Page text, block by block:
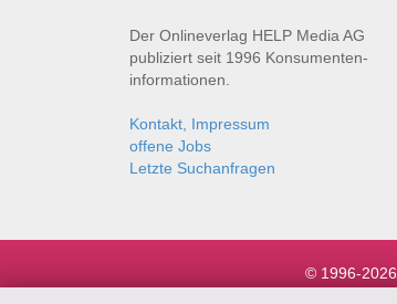
Der Onlineverlag HELP Media AG
publiziert seit 1996 Konsumenten­
informationen.
Kontakt, Impressum
offene Jobs
Letzte Suchanfragen
© 1996-2026